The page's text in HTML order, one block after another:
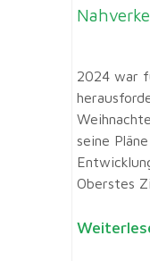
2024 war
seine
Oberstes